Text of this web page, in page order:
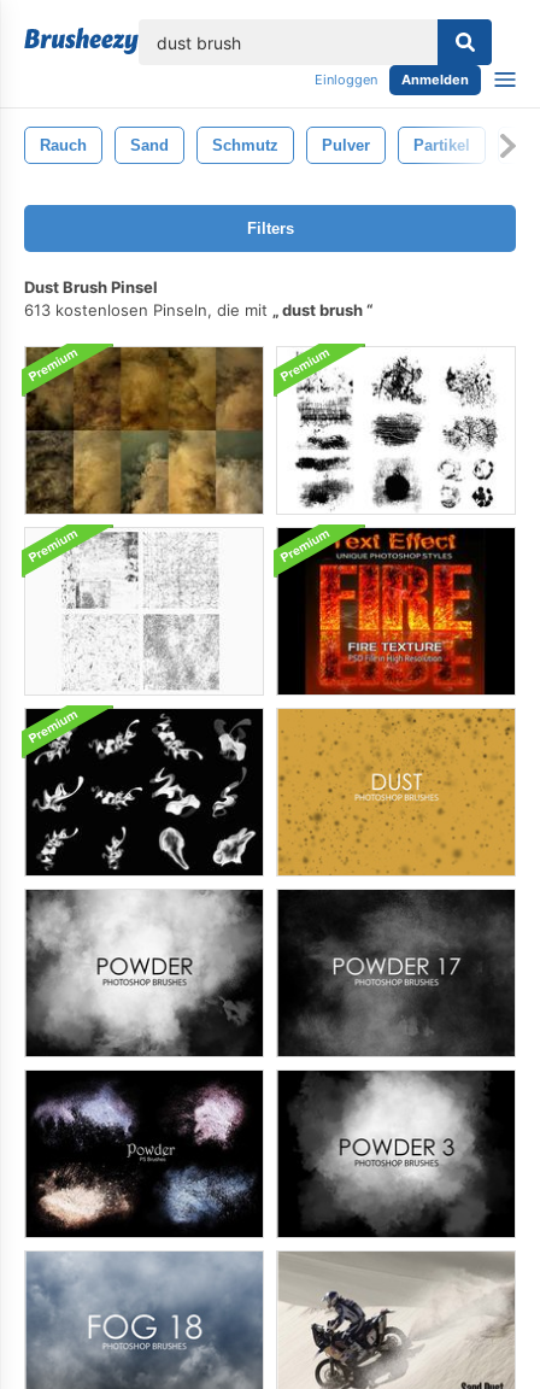
Einloggen Anmelden
Rauch Sand Schmutz Pulver Partikel
Filters
Dust Brush Pinsel
613 kostenlosen Pinseln, die mit
dust brush